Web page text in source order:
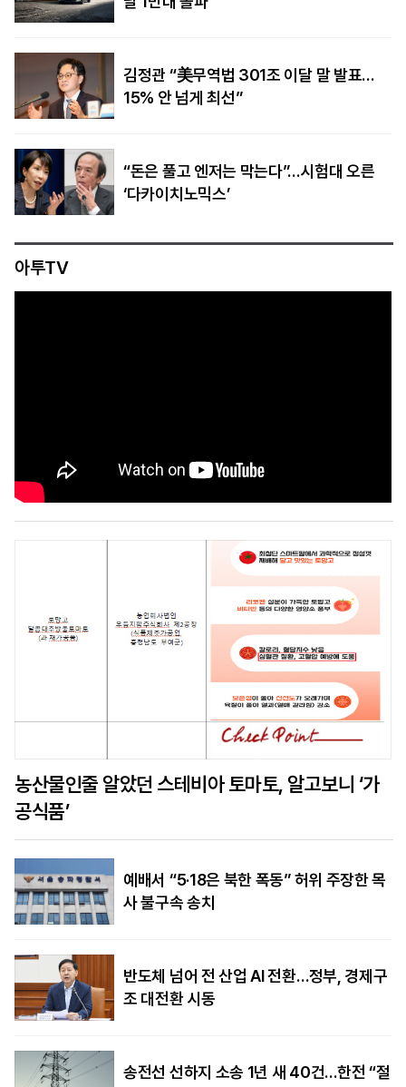
김정관 “美무역법 301조 이달 말 발표…
15% 안 넘게 최선”
“돈은 풀고 엔저는 막는다”…시험대 오른
‘다카이치노믹스’
아투TV
농산물인줄 알았던 스테비아 토마토, 알고보니 ‘가
공식품’
예배서 “5·18은 북한 폭동” 허위 주장한 목
사 불구속 송치
반도체 넘어 전 산업 AI 전환…정부, 경제구
조 대전환 시동
송전선 선하지 소송 1년 새 40건…한전 “절